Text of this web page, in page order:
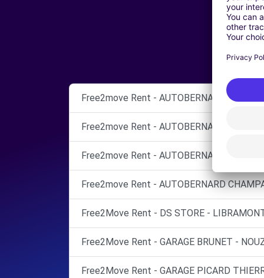
Free2move Rent - AUTOBERNARD
Free2move Rent - AUTOBERNARD
Free2move Rent - AUTOBERNARD
Free2move Rent - AUTOBERNARD
Free2Move Rent - DS STORE -
Free2Move Rent - GARAGE BRUNET -
Free2Move Rent - GARAGE PICARD